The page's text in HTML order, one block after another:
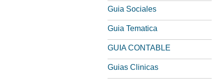
Guia Sociales
Guia Tematica
GUIA CONTABLE
Guias Clinicas